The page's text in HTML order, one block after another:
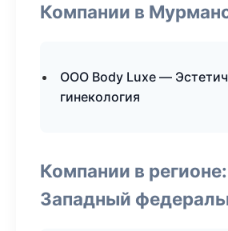
Компании в
ООО Body Luxe —
гинекология
Компании в
Западный